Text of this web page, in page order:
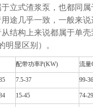
于立式渣浆泵，也都同
途几乎一致，一般来
从结构上来说都属于单
明显区别）。
配带功率P(KW) 流量
7.5-37 99-
15-45 74-